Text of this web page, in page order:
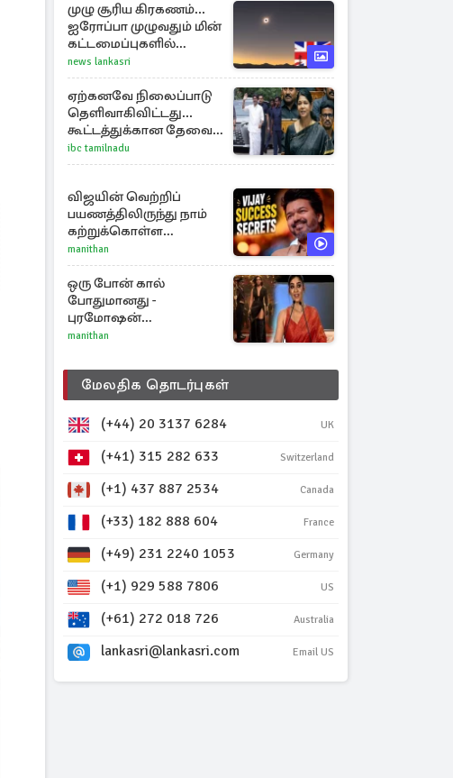
முழு சூரிய கிரகணம்...
ஐரோப்பா முழுவதும் மின்
கட்டமைப்புகளில்
அழுத்தம் ஏற்படலாம்
news lankasri
ஏற்கனவே நிலைப்பாடு
தெளிவாகிவிட்டது...
கூட்டத்துக்கான தேவை
என்ன? - கனிமொழி
விமர்சனம்
ibc tamilnadu
விஜயின் வெற்றிப்
பயணத்திலிருந்து நாம்
கற்றுக்கொள்ள
வேண்டிய முக்கிய 3
விடயங்கள்!
manithan
ஒரு போன் கால்
போதுமானது -
புரமோஷன்
நிகழ்வுகளில்
நயன்தாரா ஓபன் டாக்!
manithan
மேலதிக தொடர்புகள்
(+44) 20 3137 6284 UK
(+41) 315 282 633 Switzerland
(+1) 437 887 2534 Canada
(+33) 182 888 604 France
(+49) 231 2240 1053 Germany
(+1) 929 588 7806 US
(+61) 272 018 726 Australia
lankasri@lankasri.com Email US